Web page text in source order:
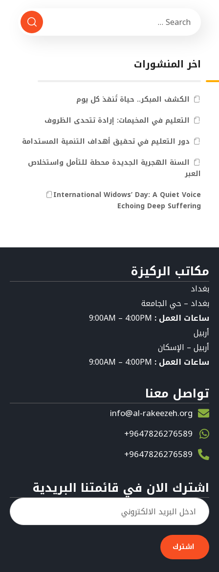
اخر المنشورات
الكشف المبكر.. حياة تُنقذ كل يوم
التعليم في المخيمات: إرادة تتحدى الظروف
دور التعليم في تحقيق أهداف التنمية المستدامة
السنة الهجرية الجديدة محطة للتأمل واستخلاص
العبر
International Widows’ Day: A Quiet Voice
Echoing Deep Suffering
مكاتب الركيزة
بغداد
بغداد – حي الجامعة
ساعات العمل : 9:00AM – 4:00PM
أربيل
أربيل – الإسكان
ساعات العمل : 9:00AM – 4:00PM
تواصل معنا
info@al-rakeezeh.org
9647826276589+
9647826276589+
اشترك الان في قائمتنا البريدية